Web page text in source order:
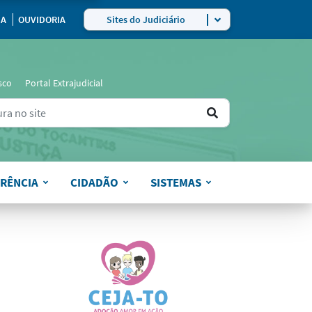
OUVIDORIA Sites do Judiciário
Portal Extrajudicial
for results.
Ir
CIDADÃO SISTEMAS